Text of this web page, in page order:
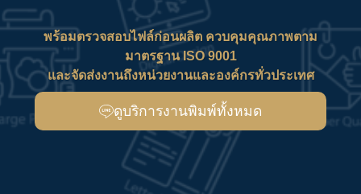
พร้อมตรวจสอบไฟล์ก่อนผลิต ควบคุมคุณภาพตาม
มาตรฐาน ISO 9001
และจัดส่งงานถึงหน่วยงานและองค์กรทั่วประเทศ
ดูบริการงานพิมพ์ทั้งหมด